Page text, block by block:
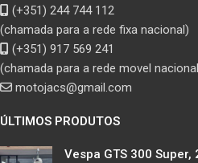
(+351) 244 744 112
(chamada para a rede fixa nacional)
(+351) 917 569 241
(chamada para a rede movel
motojacs@gmail.com
ÚLTIMOS PRODUTOS
Vespa GTS 300 Super,